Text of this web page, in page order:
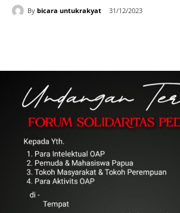
By bicara untukrakyat 31/12/2023